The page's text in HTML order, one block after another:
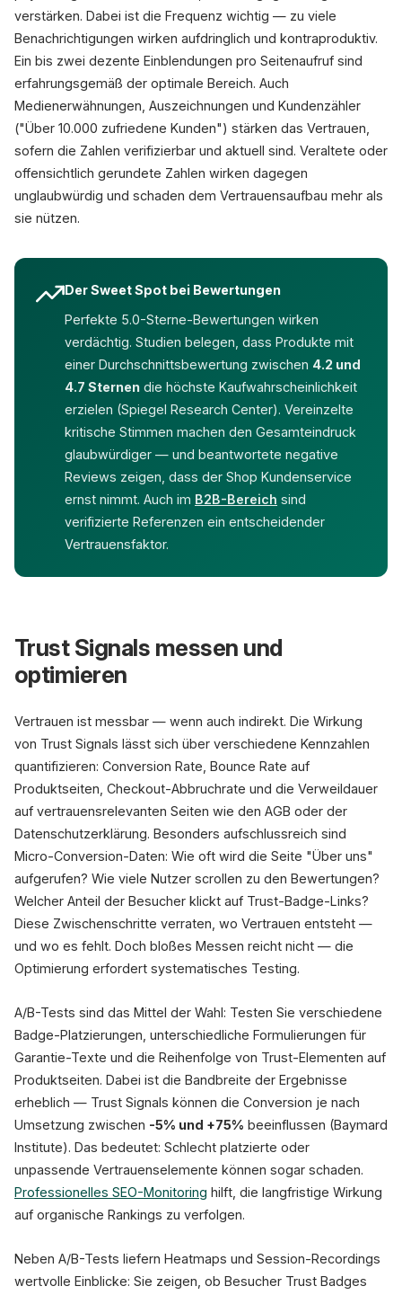
verstärken. Dabei ist die Frequenz wichtig — zu viele
Benachrichtigungen wirken aufdringlich und kontraproduktiv.
Ein bis zwei dezente Einblendungen pro Seitenaufruf sind
erfahrungsgemäß der optimale Bereich. Auch
Medienerwähnungen, Auszeichnungen und Kundenzähler
("Über 10.000 zufriedene Kunden") stärken das Vertrauen,
sofern die Zahlen verifizierbar und aktuell sind. Veraltete oder
offensichtlich gerundete Zahlen wirken dagegen
unglaubwürdig und schaden dem Vertrauensaufbau mehr als
sie nützen.
Der Sweet Spot bei Bewertungen
Perfekte 5.0-Sterne-Bewertungen wirken
verdächtig. Studien belegen, dass Produkte mit
einer Durchschnittsbewertung zwischen 4.2 und
4.7 Sternen die höchste Kaufwahrscheinlichkeit
erzielen (Spiegel Research Center). Vereinzelte
kritische Stimmen machen den Gesamteindruck
glaubwürdiger — und beantwortete negative
Reviews zeigen, dass der Shop Kundenservice
ernst nimmt. Auch im B2B-Bereich sind
verifizierte Referenzen ein entscheidender
Vertrauensfaktor.
Trust Signals messen und
optimieren
Vertrauen ist messbar — wenn auch indirekt. Die Wirkung
von Trust Signals lässt sich über verschiedene Kennzahlen
quantifizieren: Conversion Rate, Bounce Rate auf
Produktseiten, Checkout-Abbruchrate und die Verweildauer
auf vertrauensrelevanten Seiten wie den AGB oder der
Datenschutzerklärung. Besonders aufschlussreich sind
Micro-Conversion-Daten: Wie oft wird die Seite "Über uns"
aufgerufen? Wie viele Nutzer scrollen zu den Bewertungen?
Welcher Anteil der Besucher klickt auf Trust-Badge-Links?
Diese Zwischenschritte verraten, wo Vertrauen entsteht —
und wo es fehlt. Doch bloßes Messen reicht nicht — die
Optimierung erfordert systematisches Testing.
A/B-Tests sind das Mittel der Wahl: Testen Sie verschiedene
Badge-Platzierungen, unterschiedliche Formulierungen für
Garantie-Texte und die Reihenfolge von Trust-Elementen auf
Produktseiten. Dabei ist die Bandbreite der Ergebnisse
erheblich — Trust Signals können die Conversion je nach
Umsetzung zwischen -5% und +75% beeinflussen (Baymard
Institute). Das bedeutet: Schlecht platzierte oder
unpassende Vertrauenselemente können sogar schaden.
Professionelles SEO-Monitoring hilft, die langfristige Wirkung
auf organische Rankings zu verfolgen.
Neben A/B-Tests liefern Heatmaps und Session-Recordings
wertvolle Einblicke: Sie zeigen, ob Besucher Trust Badges